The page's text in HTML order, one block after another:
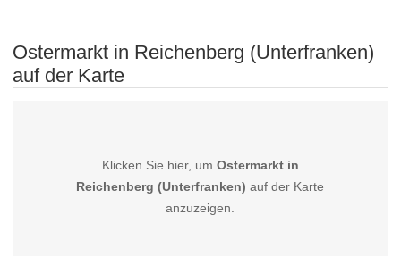
Ostermarkt in Reichenberg (Unterfranken)
auf der Karte
Klicken Sie hier, um Ostermarkt in
Reichenberg (Unterfranken) auf der Karte
anzuzeigen.